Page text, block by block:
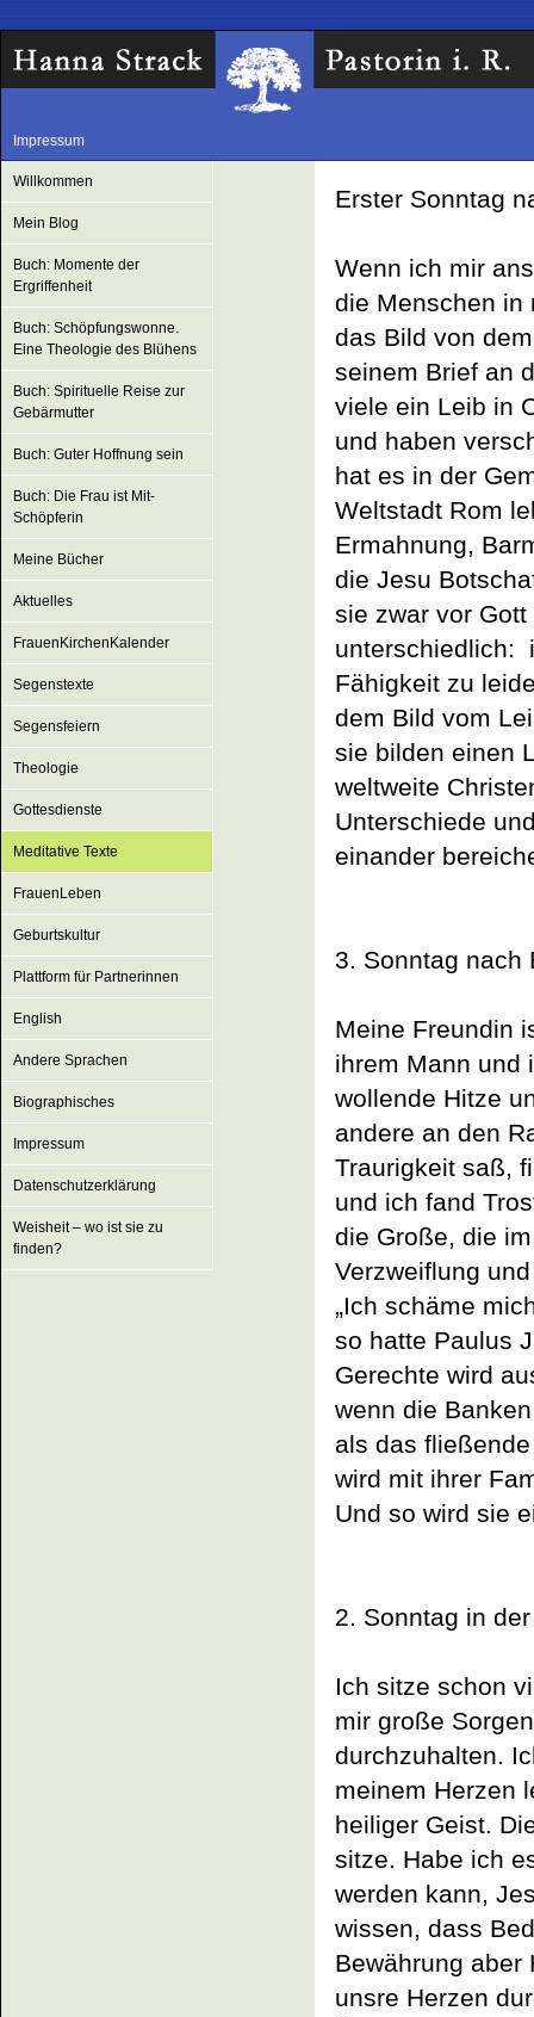
Impressum
Willkommen
Mein Blog
Buch: Momente der
Ergriffenheit
Buch: Schöpfungswonne.
Eine Theologie des Blühens
Buch: Spirituelle Reise zur
Gebärmutter
Buch: Guter Hoffnung sein
Buch: Die Frau ist Mit-
Schöpferin
Meine Bücher
Aktuelles
FrauenKirchenKalender
Segenstexte
Segensfeiern
Theologie
Gottesdienste
Meditative Texte
FrauenLeben
Geburtskultur
Plattform für Partnerinnen
English
Andere Sprachen
Biographisches
Impressum
Datenschutzerklärung
Weisheit – wo ist sie zu
finden?
Erster Sonntag
Wenn ich mir
die Menschen in
das Bild von
seinem Brief an
viele ein Leib in
und haben
hat es in der
Weltstadt Rom
Ermahnung,
die Jesu
sie zwar vor
unterschiedlich:
Fähigkeit zu
dem Bild vom
sie bilden einen
weltweite
Unterschiede
einander
3. Sonntag nach
Meine Freundin
ihrem Mann und
wollende Hitze
andere an den
Traurigkeit saß,
und ich fand
die Große, die
Verzweiflung
„Ich schäme
so hatte Paulus
Gerechte wird
wenn die
als das
wird mit ihrer
Und so wird sie
2. Sonntag in
Ich sitze schon
mir große
durchzuhalten.
meinem Herzen
heiliger Geist.
sitze. Habe ich
werden kann,
wissen, dass
Bewährung
unsre Herzen